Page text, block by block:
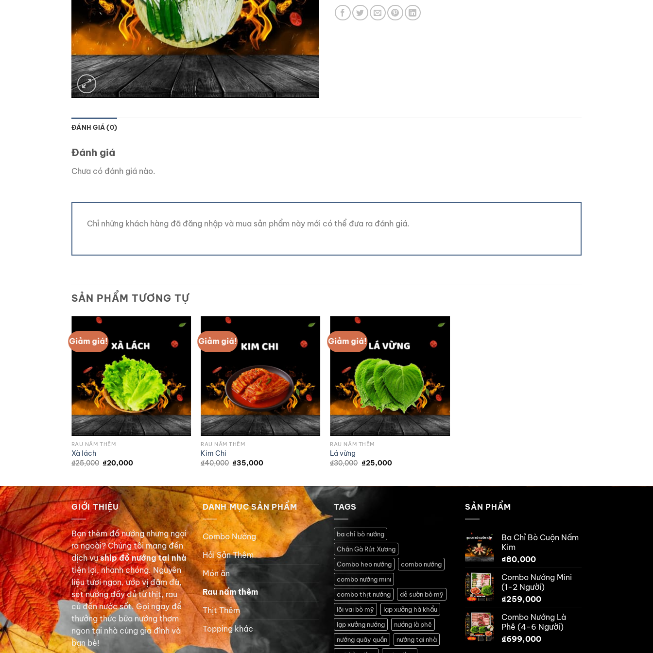
ĐÁNH GIÁ (0)
Đánh giá
Chưa có đánh giá nào.
Chỉ những khách hàng đã đăng nhập và mua sản phẩm này mới có thể đưa ra đánh giá.
SẢN PHẨM TƯƠNG TỰ
Giảm giá!
Add to
wishlist
RAU NẤM THÊM
Xà lách
₫25,000 Giá
₫20,000Giá
₫20,000.
Giảm giá!
Add to
wishlist
RAU NẤM THÊM
Kim Chi
₫40,000 Giá
₫35,000Giá
₫35,000.
Giảm giá!
Add to
wishlist
RAU NẤM THÊM
Lá vừng
₫30,000 Giá
₫25,000Giá
GIỚI THIỆU
Bạn thèm đồ nướng nhưng ngại
ra ngoài? Chúng tôi mang đến
dịch vụship đồ nướng tại nhà
tiện lợi, nhanh chóng. Nguyên
liệu tươi ngon, ướp vị đậm đà,
set nướng đầy đủ từ thịt, rau
củ đến nước sốt. Gọi ngay để
thưởng thức bữa nướng thơm
ngon tại nhà cùng gia đình và
bạn bè!
DANH MỤC SẢN PHẨM
Combo Nướng
Hải Sản Thêm
Món ăn
Rau nấm thêm
Thịt Thêm
Topping khác
TAGS
ba chỉ bò nướng
Chân Gà Rút Xương
Combo heo nướng
combo nướng
combo nướng mini
combo thịt nướng
dẻ sườn bò mỹ
lõi vai bò mỹ
lạp xưởng hà khẩu
lạp xưởng nướng
nướng là phê
nướng quây quần
nướng tại nhà
SẢN PHẨM
Ba Chỉ Bò Cuộn Nấm
Kim
₫80,000
Combo Nướng Mini
(1-2 Người)
₫259,000
Combo Nướng Là
Phê (4-6 Người)
₫699,000